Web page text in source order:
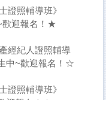
證照輔導班》
歡迎報名！★
經紀人證照輔導
中~歡迎報名！☆
證照輔導班》
迎報名！☆